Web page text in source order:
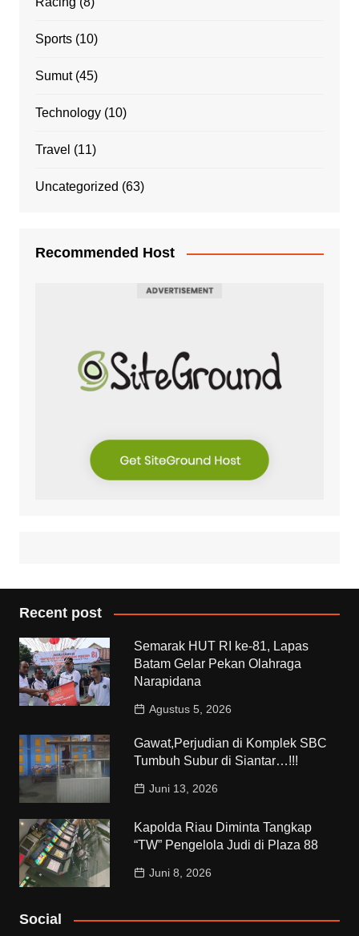
Sports(10)
Sumut(45)
Technology(10)
Travel (11)
Uncategorized (63)
Recommended Host
Recent post
Semarak HUT RI ke-81, Lapas
Batam Gelar Pekan Olahraga
Narapidana
Agustus 5, 2026
Gawat,Perjudian di Komplek SBC
Tumbuh Subur di Siantar…!!!
Juni 13, 2026
Kapolda Riau Diminta Tangkap
“TW” Pengelola Judi di Plaza 88
Juni 8, 2026
Social